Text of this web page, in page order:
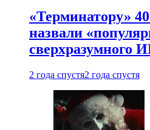
«Терминатору»
назвали
сверхразумного
2 года спустя2 года спустя